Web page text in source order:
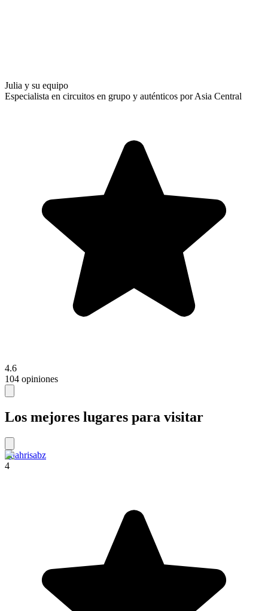
Julia y su equipo
Especialista en circuitos en grupo y auténticos por Asia Central
4.6
104 opiniones
Los mejores lugares para visitar
Shahrisabz
4